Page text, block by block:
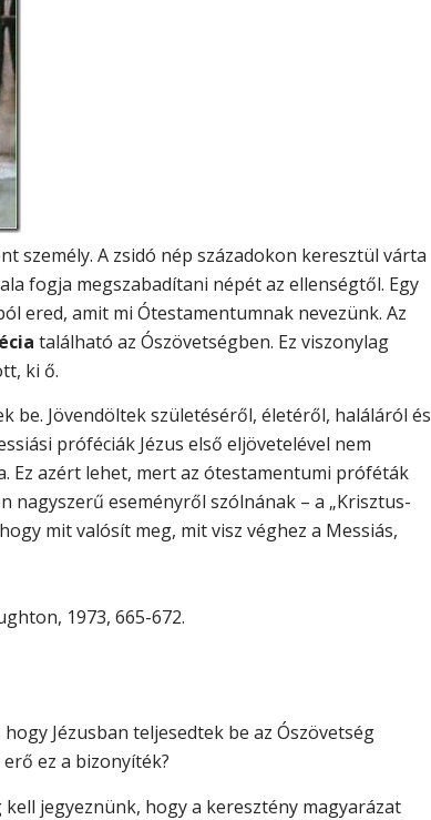
személy. A zsidó nép századokon keresztül várta
fogja megszabadítani népét az ellenségtől. Egy
ered, amit mi Ótestamentumnak nevezünk. Az
található az Ószövetségben. Ez viszonylag
ki ő.
be. Jövendöltek születéséről, életéről, haláláról és
próféciák Jézus első eljövetelével nem
Ez azért lehet, mert az ótestamentumi próféták
eseményről szólnának – a „Krisztus-
mit valósít meg, mit visz véghez a Messiás,
1973, 665-672.
Jézusban teljesedtek be az Ószövetség
ez a bizonyíték?
jegyeznünk, hogy a keresztény magyarázat